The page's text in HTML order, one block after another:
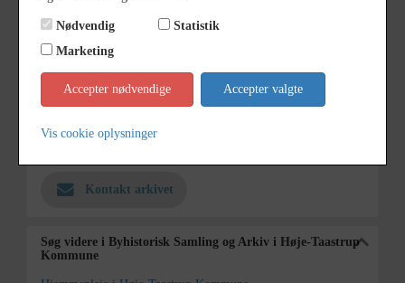
Se på kort
Type
Enhed
Høje Tåstrup Kommune (2007-
Arkiv
Kontakt arkivet
Søg videre i Byhistorisk Samling og Arkiv i Høje-Taastrup
Kommune
Nødvendig
Statistik
Marketing
Accepter nødvendige Accepter valgte
Vis cookie oplysninger